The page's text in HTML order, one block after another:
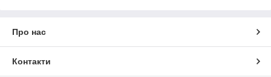
Про нас
Контакти